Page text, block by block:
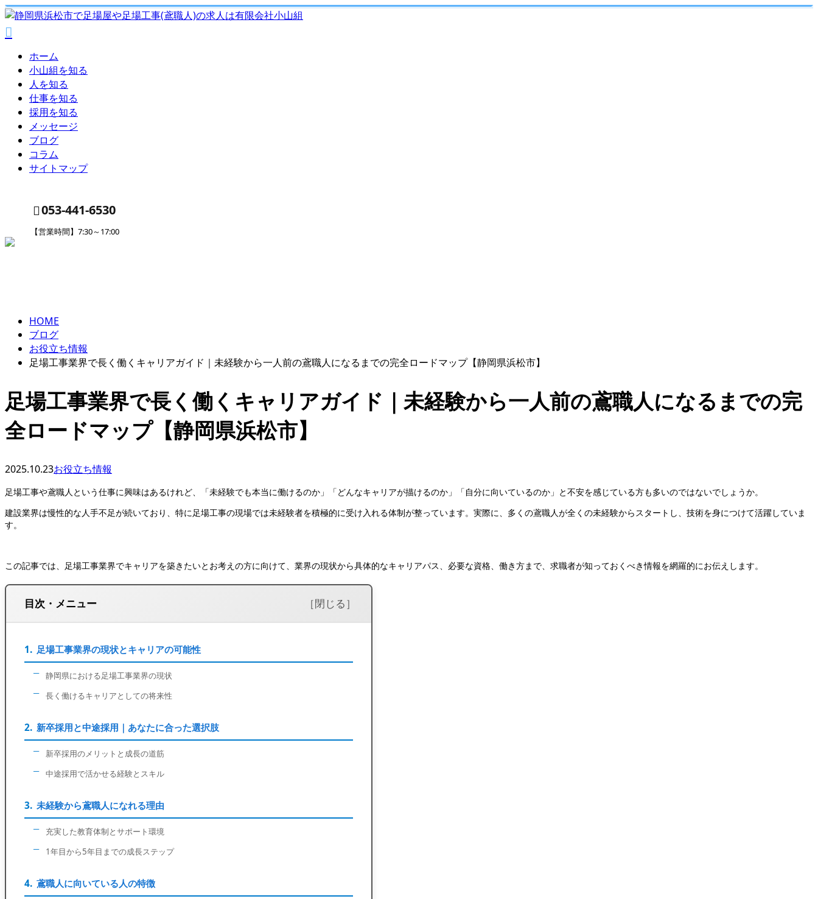
ホーム
小山組を知る
人を知る
仕事を知る
採用を知る
メッセージ
ブログ
コラム
サイトマップ
053-441-6530
【営業時間】7:30～17:00
HOME
ブログ
お役立ち情報
足場工事業界で長く働くキャリアガイド｜未経験から一人前の鳶職人になるまでの完全ロードマップ【静岡県浜松市】
足場工事業界で長く働くキャリアガイド｜未経験から一人前の鳶職人になるまでの完
全ロードマップ【静岡県浜松市】
2025.10.23お役立ち情報
足場工事や鳶職人という仕事に興味はあるけれど、「未経験でも本当に働けるのか」「どんなキャリアが描けるのか」「自分に向いているのか」と不安を感じている方も多いのではないでしょうか。
建設業界は慢性的な人手不足が続いており、特に足場工事の現場では未経験者を積極的に受け入れる体制が整っています。実際に、多くの鳶職人が全くの未経験からスタートし、技術を身につけて活躍していま
す。
この記事では、足場工事業界でキャリアを築きたいとお考えの方に向けて、業界の現状から具体的なキャリアパス、必要な資格、働き方まで、求職者が知っておくべき情報を網羅的にお伝えします。
目次・メニュー
足場工事業界の現状とキャリアの可能性
静岡県における足場工事業界の現状
長く働けるキャリアとしての将来性
新卒採用と中途採用｜あなたに合った選択肢
新卒採用のメリットと成長の道筋
中途採用で活かせる経験とスキル
未経験から鳶職人になれる理由
充実した教育体制とサポート環境
1年目から5年目までの成長ステップ
鳶職人に向いている人の特徴